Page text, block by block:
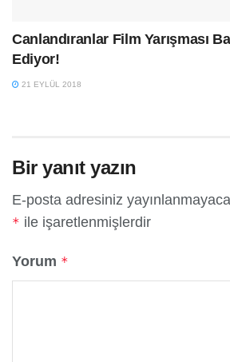
Canlandıranlar Film Yarışması
Ediyor!
21 EYLÜL 2018
Bir yanıt yazın
E-posta adresiniz
* ile işaretlenmişlerdir
Yorum *